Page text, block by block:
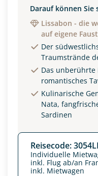
Darauf können Sie
Lissabon - die
auf eigene
Der
Traumstrände
Das unberührte
romantisches
Kulinarische
Nata,
Sardinen
Reisecode:
Individuelle
inkl. Flug ab/an
inkl. Mietwagen
Unterkunft
EZ
Reisebeginn